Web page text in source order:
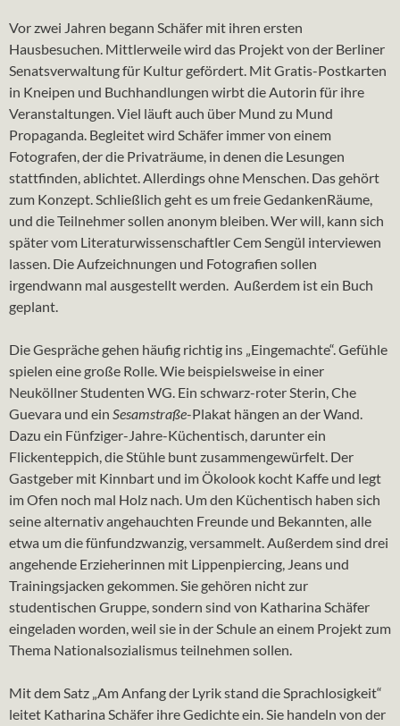
Vor zwei Jahren begann Schäfer mit ihren ersten
Hausbesuchen. Mittlerweile wird das Projekt von der Berliner
Senatsverwaltung für Kultur gefördert. Mit Gratis-Postkarten
in Kneipen und Buchhandlungen wirbt die Autorin für ihre
Veranstaltungen. Viel läuft auch über Mund zu Mund
Propaganda. Begleitet wird Schäfer immer von einem
Fotografen, der die Privaträume, in denen die Lesungen
stattfinden, ablichtet. Allerdings ohne Menschen. Das gehört
zum Konzept. Schließlich geht es um freie GedankenRäume,
und die Teilnehmer sollen anonym bleiben. Wer will, kann sich
später vom Literaturwissenschaftler Cem Sengül interviewen
lassen. Die Aufzeichnungen und Fotografien sollen
irgendwann mal ausgestellt werden. Außerdem ist ein Buch
geplant.
Die Gespräche gehen häufig richtig ins „Eingemachte“. Gefühle
spielen eine große Rolle. Wie beispielsweise in einer
Neuköllner Studenten WG. Ein schwarz-roter Sterin, Che
Guevara und ein Sesamstraße-Plakat hängen an der Wand.
Dazu ein Fünfziger-Jahre-Küchentisch, darunter ein
Flickenteppich, die Stühle bunt zusammengewürfelt. Der
Gastgeber mit Kinnbart und im Ökolook kocht Kaffe und legt
im Ofen noch mal Holz nach. Um den Küchentisch haben sich
seine alternativ angehauchten Freunde und Bekannten, alle
etwa um die fünfundzwanzig, versammelt. Außerdem sind drei
angehende Erzieherinnen mit Lippenpiercing, Jeans und
Trainingsjacken gekommen. Sie gehören nicht zur
studentischen Gruppe, sondern sind von Katharina Schäfer
eingeladen worden, weil sie in der Schule an einem Projekt zum
Thema Nationalsozialismus teilnehmen sollen.
Mit dem Satz „Am Anfang der Lyrik stand die Sprachlosigkeit“
leitet Katharina Schäfer ihre Gedichte ein. Sie handeln von der